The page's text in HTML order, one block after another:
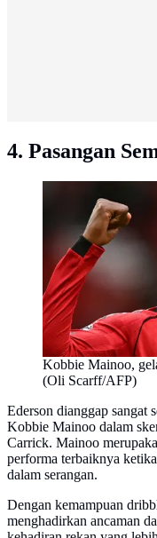
4. Pasangan
Kobbie Mainoo,
(Oli Scarff/AFP)
Ederson dianggap sangat
Kobbie Mainoo dalam
Carrick. Mainoo
performa terbaiknya
dalam serangan.
Dengan kemampuan
menghadirkan ancaman